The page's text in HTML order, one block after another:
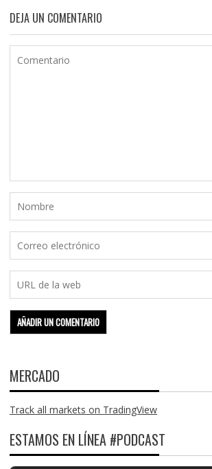
DEJA UN COMENTARIO
MERCADO
Track all markets on TradingView
ESTAMOS EN LÍNEA #PODCAST